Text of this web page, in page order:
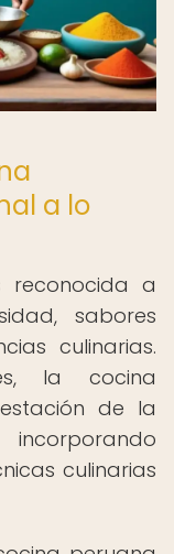
a lo
reconocida a
sabores
culinarias.
la cocina
de la
culinarias